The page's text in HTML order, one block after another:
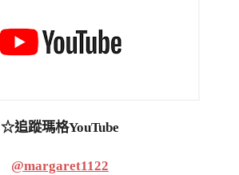
☆追蹤瑪格YouTube
@margaret1122